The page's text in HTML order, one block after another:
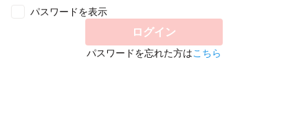
パスワードを表示
ログイン
パスワードを忘れた方はこちら